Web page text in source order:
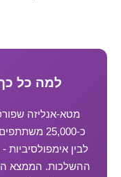
למה כל
כ-25,000
לבין אימפולסיביות
ההשלכות. הממצא